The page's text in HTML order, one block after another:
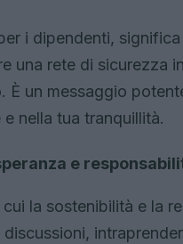
i dipendenti,
una rete di sicurezza
È un messaggio
nella tua tranquillità.
e
cui la sostenibilità e la